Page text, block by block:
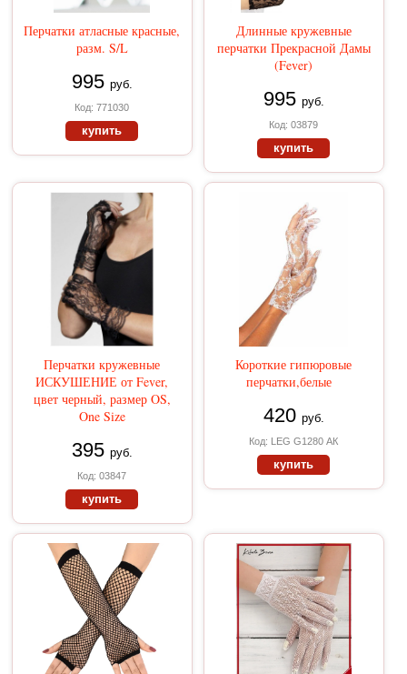
Перчатки атласные красные,
разм. S/L
995 руб.
Код: 771030
купить
Длинные кружевные
перчатки Прекрасной Дамы
(Fever)
995 руб.
Код: 03879
купить
Перчатки кружевные
ИСКУШЕНИЕ от Fever,
цвет черный, размер OS,
One Size
395 руб.
Код: 03847
купить
Короткие гипюровые
перчатки,белые
420 руб.
Код: LEG G1280 АК
купить